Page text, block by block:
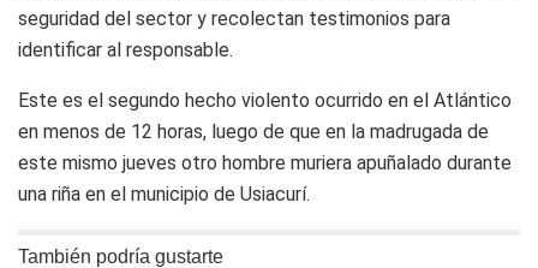
seguridad del sector y recolectan testimonios para
identificar al responsable.
Este es el segundo hecho violento ocurrido en el Atlántico
en menos de 12 horas, luego de que en la madrugada de
este mismo jueves otro hombre muriera apuñalado durante
una riña en el municipio de Usiacurí.
También podría gustarte